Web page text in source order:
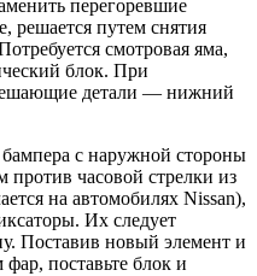
перегоревшие
решается путем снятия
смотровая яма,
блок. При
детали — нижний
с наружной стороны
против часовой стрелки из
на автомобилях Nissan),
Их следует
Поставив новый элемент и
поставьте блок и